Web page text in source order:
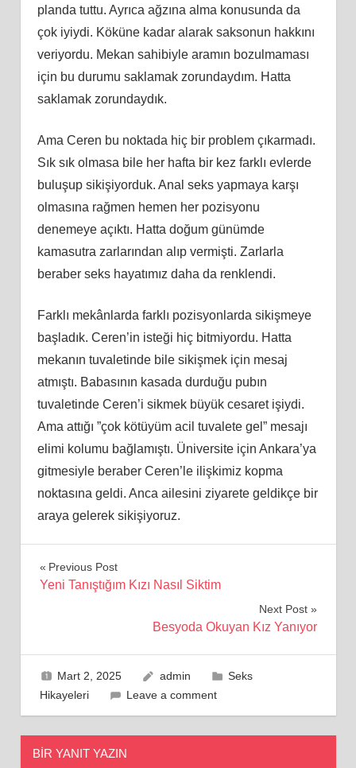
planda tuttu. Ayrıca ağzına alma konusunda da
çok iyiydi. Köküne kadar alarak saksonun hakkını
veriyordu. Mekan sahibiyle aramın bozulmaması
için bu durumu saklamak zorundaydım. Hatta
saklamak zorundaydık.
Ama Ceren bu noktada hiç bir problem çıkarmadı.
Sık sık olmasa bile her hafta bir kez farklı evlerde
buluşup sikişiyorduk. Anal seks yapmaya karşı
olmasına rağmen hemen her pozisyonu
denemeye açıktı. Hatta doğum günümde
kamasutra zarlarından alıp vermişti. Zarlarla
beraber seks hayatımız daha da renklendi.
Farklı mekânlarda farklı pozisyonlarda sikişmeye
başladık. Ceren’in isteği hiç bitmiyordu. Hatta
mekanın tuvaletinde bile sikişmek için mesaj
atmıştı. Babasının kasada durduğu pubın
tuvaletinde Ceren’i sikmek büyük cesaret işiydi.
Ama attığı ”çok kötüyüm acil tuvalete gel” mesajı
elimi kolumu bağlamıştı. Üniversite için Ankara’ya
gitmesiyle beraber Ceren’le ilişkimiz kopma
noktasına geldi. Anca ailesini ziyarete geldikçe bir
araya gelerek sikişiyoruz.
Yazı
Previous Post
Yeni Tanıştığım Kızı Nasıl Siktim
Next Post
Besyoda Okuyan Kız Yanıyor
Mart 2, 2025 admin
Seks
Hikayeleri
Leave a comment
BIR YANIT YAZIN